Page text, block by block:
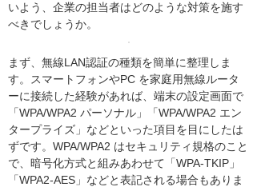
いよう、企業の担当者はどのような対策を施す
べきでしょうか。
まず、無線LAN認証の種類を簡単に整理しま
す。スマートフォンやPC を家庭用無線ルータ
ーに接続した経験があれば、端末の設定画面で
「WPA/WPA2 パーソナル」「WPA/WPA2 エン
タープライズ」などといった項目を目にしたは
ずです。WPA/WPA2 はセキュリティ規格のこと
で、暗号化方式と組みあわせて「WPA-TKIP」
「WPA2-AES」などと表記される場合もありま